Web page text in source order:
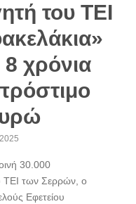
του ΤΕΙ
8 χρόνια
30.000
ΤΕΙ των Σερρών, ο
Εφετείου